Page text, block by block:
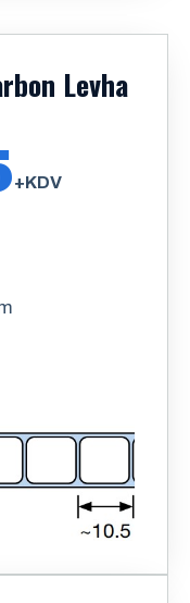
Levha
+KDV